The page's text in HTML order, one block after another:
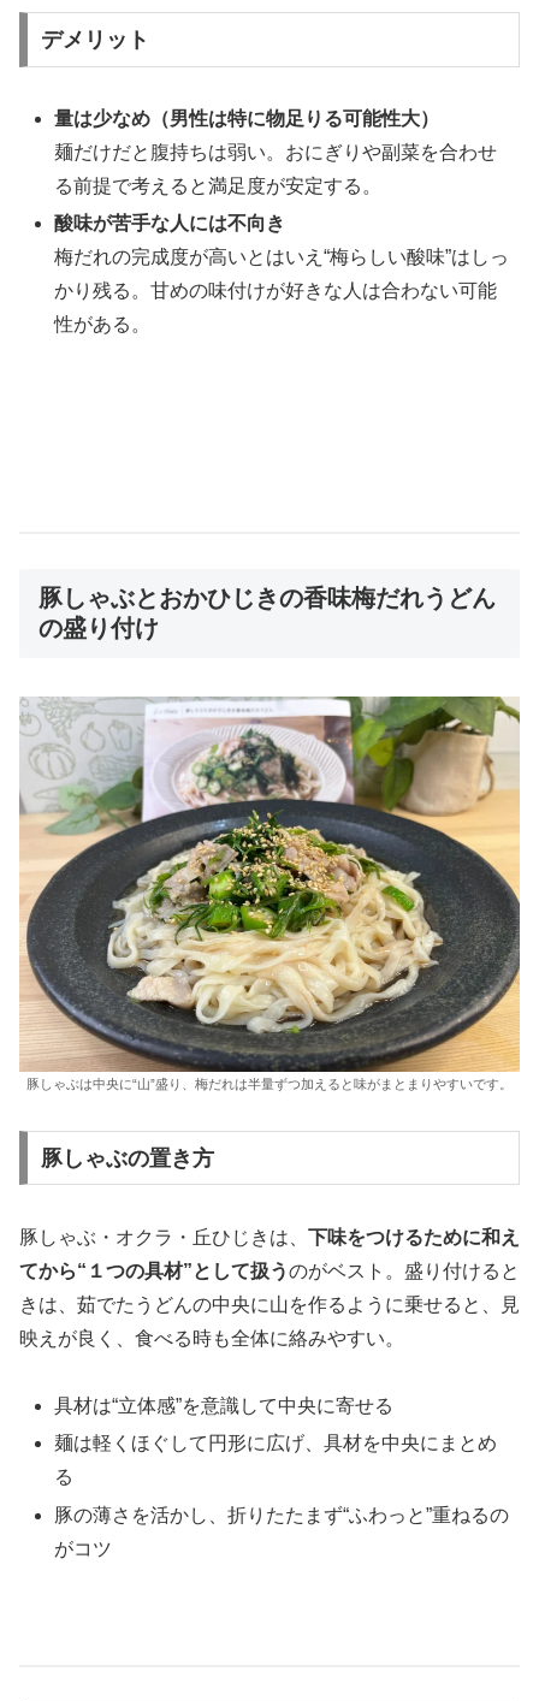
デメリット
量は少なめ（男性は特に物足りる可能性大）
麺だけだと腹持ちは弱い。おにぎりや副菜を合わせ
る前提で考えると満足度が安定する。
酸味が苦手な人には不向き
梅だれの完成度が高いとはいえ“梅らしい酸味”はしっ
かり残る。甘めの味付けが好きな人は合わない可能
性がある。
豚しゃぶとおかひじきの香味梅だれうどん
の盛り付け
豚しゃぶは中央に“山”盛り、梅だれは半量ずつ加えると味がまとまりやすいです。
豚しゃぶの置き方
豚しゃぶ・オクラ・丘ひじきは、 下味をつけるために和え
てから“１つの具材”として扱うのがベスト。盛り付けると
きは、茹でたうどんの中央に山を作るように乗せると、見
映えが良く、食べる時も全体に絡みやすい。
具材は“立体感”を意識して中央に寄せる
麺は軽くほぐして円形に広げ、具材を中央にまとめ
る
豚の薄さを活かし、折りたたまず“ふわっと”重ねるの
がコツ